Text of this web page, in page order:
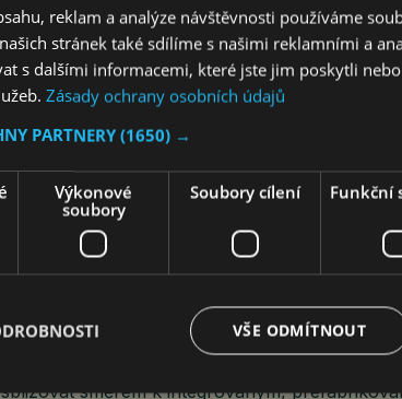
nejsou pouze inženýrskými strategiemi, ale
nejistoty na místě a umožnění
hustotou.
pro příjmy společnosti Fourier, hovořil o
pro umělou inteligenci a rostoucí
pro datová centra. Infrastruktura pro
hustota nezbytností, kapalné chlazení
Trh již nevyžaduje postupná vylepšení
dodávány konzistentně v globálních
směrem k integrovaným,
reklam a analýze návštěvnosti používáme
stránek také sdílíme s našimi reklamními a
s dalšími informacemi, které jste jim poskytli
Zásady ochrany osobních údajů
PARTNERY (1650) →
Výkonové
soubory
Soubory cílení Funkční
VŠE ODMÍTNOUT